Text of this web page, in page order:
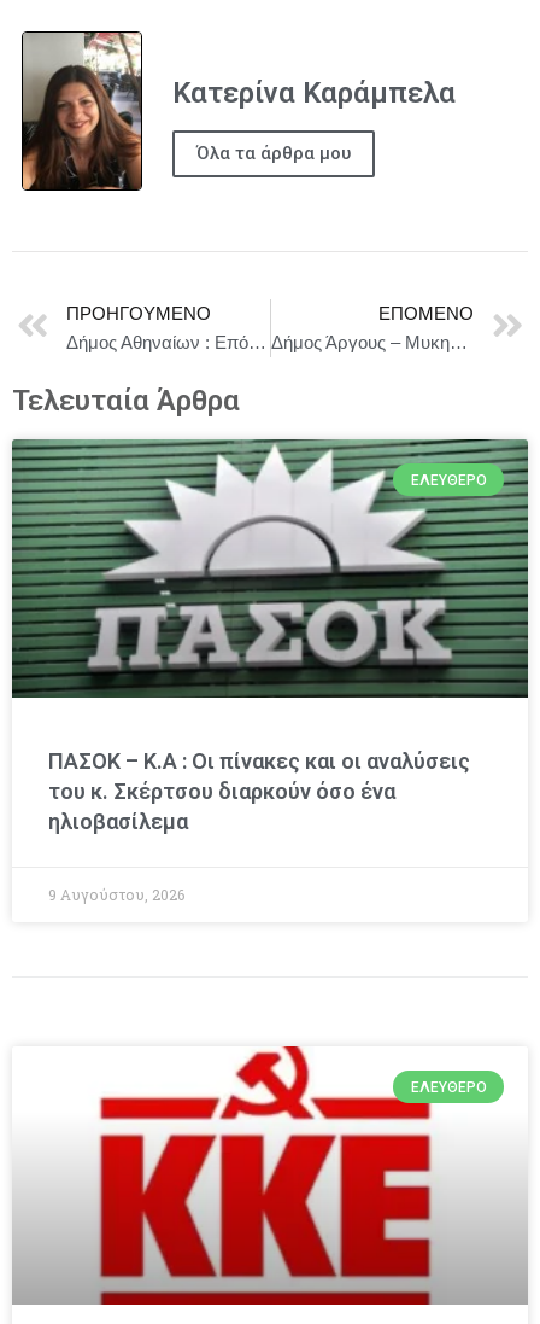
Κατερίνα Καράμπελα
Όλα τα άρθρα μου
ΠΡΟΗΓΟΎΜΕΝΟ
Δήμος Αθηναίων : Επόμενη Στάση Κυψέλη!
ΕΠΌΜΕΝΟ
Δήμος Άργους – Μυκηνών : Eφαρμογή του προγράμματος Ακριδοκτονίας 2026
Τελευταία Άρθρα
ΕΛΕΎΘΕΡΟ
ΠΑΣΟΚ – Κ.Α : Οι πίνακες και οι αναλύσεις
του κ. Σκέρτσου διαρκούν όσο ένα
ηλιοβασίλεμα
9 Αυγούστου, 2026
ΕΛΕΎΘΕΡΟ